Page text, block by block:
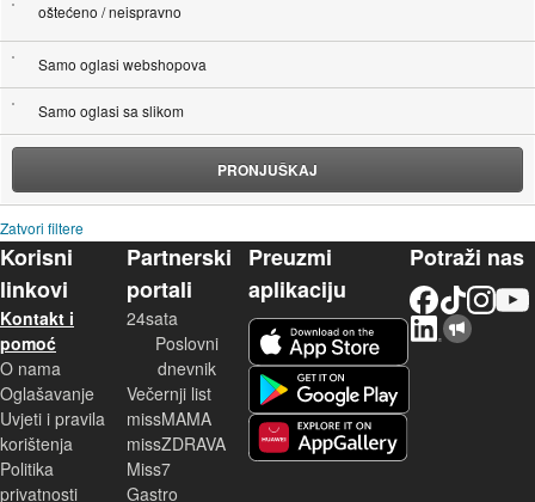
oštećeno / neispravno
Samo oglasi webshopova
Samo oglasi sa slikom
PRONJUŠKAJ
Zatvori filtere
Korisni
linkovi
Kontakt i
pomoć
O nama
Oglašavanje
Uvjeti i pravila
korištenja
Politika
privatnosti
Partnerski
portali
24sata
Poslovni
dnevnik
Večernji list
missMAMA
missZDRAVA
Miss7
Gastro
Preuzmi
aplikaciju
Potraži nas